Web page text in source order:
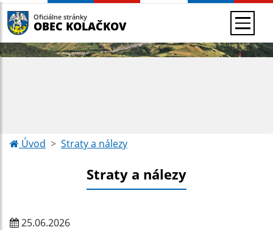
Oficiálne stránky
OBEC KOLAČKOV
Úvod Straty a nálezy
Straty a nálezy
25.06.2026